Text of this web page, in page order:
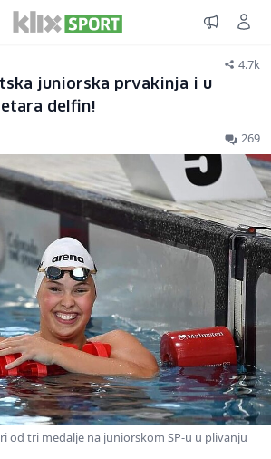
4.7k
juniorska prvakinja i u
delfin!
269
od tri medalje na juniorskom SP-u u plivanju